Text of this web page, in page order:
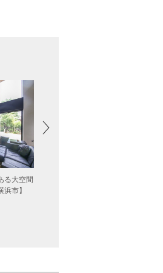
る大空間
市】